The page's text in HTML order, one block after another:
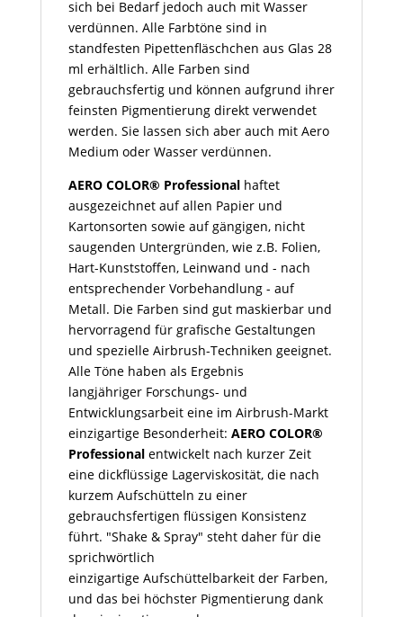
sich bei Bedarf jedoch auch mit Wasser
verdünnen. Alle Farbtöne sind in
standfesten Pipettenfläschchen aus Glas 28
ml erhältlich. Alle Farben sind
gebrauchsfertig und können aufgrund ihrer
feinsten Pigmentierung direkt verwendet
werden. Sie lassen sich aber auch mit Aero
Medium oder Wasser verdünnen.
AERO COLOR® Professionalhaftet
ausgezeichnet auf allen Papier und
Kartonsorten sowie auf gängigen, nicht
saugenden Untergründen, wie z.B. Folien,
Hart-Kunststoffen, Leinwand und - nach
entsprechender Vorbehandlung - auf
Metall. Die Farben sind gut maskierbar und
hervorragend für grafische Gestaltungen
und spezielle Airbrush-Techniken geeignet.
Alle Töne haben als Ergebnis
langjähriger Forschungs- und
Entwicklungsarbeit eine im Airbrush-Markt
einzigartige Besonderheit: AERO COLOR®
Professional entwickelt nach kurzer Zeit
eine dickflüssige Lagerviskosität, die nach
kurzem Aufschütteln zu einer
gebrauchsfertigen flüssigen Konsistenz
führt. "Shake & Spray" steht daher für die
sprichwörtlich
einzigartige Aufschüttelbarkeit der Farben,
und das bei höchster Pigmentierung dank